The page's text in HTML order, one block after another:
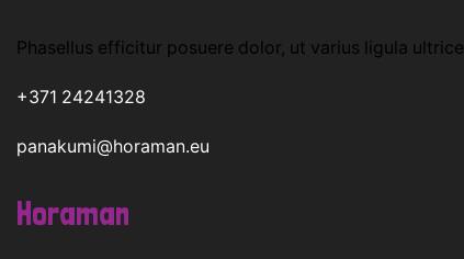
Phasellus efficitur posuere dolor, ut varius ligula
+371 24241328
panakumi@horaman.eu
Horaman